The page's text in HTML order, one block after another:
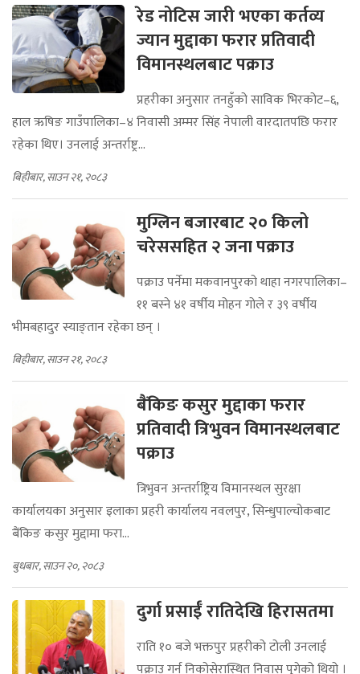
रेड नोटिस जारी भएका कर्तव्य
ज्यान मुद्दाका फरार प्रतिवादी
विमानस्थलबाट पक्राउ
प्रहरीका अनुसार तनहुँको साविक भिरकोट–६,
हाल ऋषिङ गाउँपालिका–४ निवासी अम्मर सिंह नेपाली वारदातपछि फरार
रहेका थिए। उनलाई अन्तर्राष्ट्र...
बिहीबार, साउन २१, २०८३
मुग्लिन बजारबाट २० किलो
चरेससहित २ जना पक्राउ
पक्राउ पर्नेमा मकवानपुरको थाहा नगरपालिका–
११ बस्ने ४१ वर्षीय मोहन गोले र ३९ वर्षीय
भीमबहादुर स्याङ्तान रहेका छन् ।
बिहीबार, साउन २१, २०८३
बैंकिङ कसुर मुद्दाका फरार
प्रतिवादी त्रिभुवन विमानस्थलबाट
पक्राउ
त्रिभुवन अन्तर्राष्ट्रिय विमानस्थल सुरक्षा
कार्यालयका अनुसार इलाका प्रहरी कार्यालय नवलपुर, सिन्धुपाल्चोकबाट
बैंकिङ कसुर मुद्दामा फरा...
बुधबार, साउन २०, २०८३
दुर्गा प्रसाईँ रातिदेखि हिरासतमा
राति १० बजे भक्तपुर प्रहरीको टोली उनलाई
पक्राउ गर्न निकोसेरास्थित निवास पुगेको थियो ।